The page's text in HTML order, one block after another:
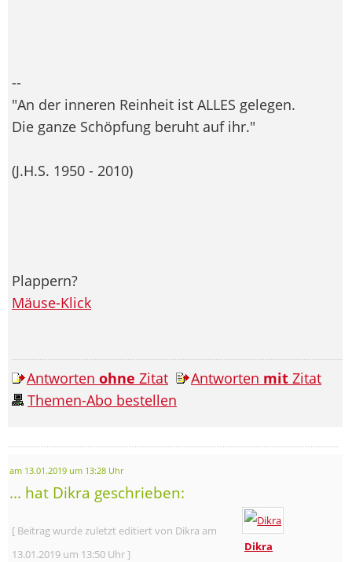
--
"An der inneren Reinheit ist ALLES gelegen.
Die ganze Schöpfung beruht auf ihr."
(J.H.S. 1950 - 2010)
Plappern?
Mäuse-Klick
Antworten ohne Zitat Antworten mit Zitat
Themen-Abo bestellen
am 13.01.2019 um 13:28 Uhr
... hat Dikra geschrieben:
Dikra
[ Beitrag wurde zuletzt editiert von Dikra am
13.01.2019 um 13:50 Uhr ]